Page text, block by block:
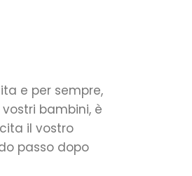
e per sempre,
bambini, è
il vostro
passo dopo